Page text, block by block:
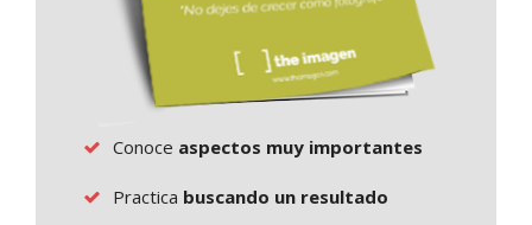
Conoce aspectos muy importantes
Practica buscando un resultado